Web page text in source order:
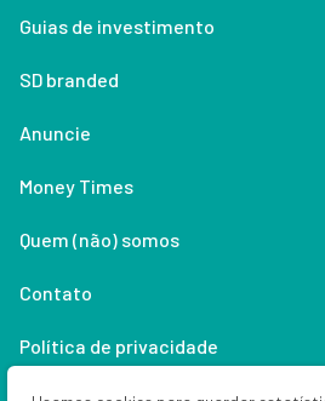
Guias de investimento
SD branded
Anuncie
Money Times
Quem (não) somos
Contato
Política de privacidade